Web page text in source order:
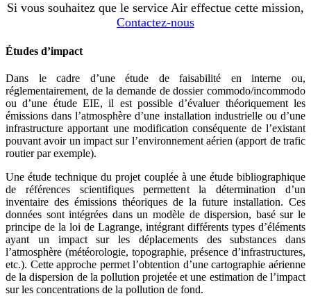
Si vous souhaitez que le service Air effectue cette mission,
Contactez-nous
Études d’impact
Dans le cadre d’une étude de faisabilité en interne ou,
réglementairement, de la demande de dossier commodo/incommodo
ou d’une étude EIE, il est possible d’évaluer théoriquement les
émissions dans l’atmosphère d’une installation industrielle ou d’une
infrastructure apportant une modification conséquente de l’existant
pouvant avoir un impact sur l’environnement aérien (apport de trafic
routier par exemple).
Une étude technique du projet couplée à une étude bibliographique
de références scientifiques permettent la détermination d’un
inventaire des émissions théoriques de la future installation. Ces
données sont intégrées dans un modèle de dispersion, basé sur le
principe de la loi de Lagrange, intégrant différents types d’éléments
ayant un impact sur les déplacements des substances dans
l’atmosphère (météorologie, topographie, présence d’infrastructures,
etc.). Cette approche permet l’obtention d’une cartographie aérienne
de la dispersion de la pollution projetée et une estimation de l’impact
sur les concentrations de la pollution de fond.